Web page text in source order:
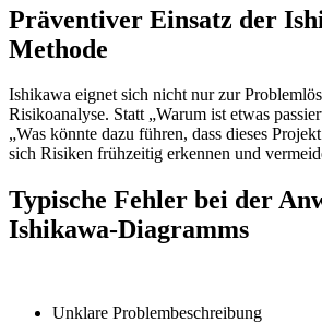
Präventiver Einsatz der
Methode
Ishikawa eignet sich nicht nur zur
Risikoanalyse. Statt „Warum ist etwas
„Was könnte dazu führen, dass dieses
sich Risiken frühzeitig erkennen und
Typische Fehler bei der
Ishikawa-Diagramms
Unklare Problembeschreibung